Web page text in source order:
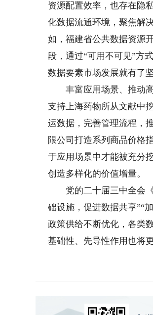
资源配置效率，也存在隐
化数据流通环境，聚焦解
如，福建省公共数据资源
段，通过“可用不可见”方
数据要素市场发展就有了
丰富应用场景、推动高
支持上海药物所从文献中
运数据，完善管理流程，
限公司打造系列商品价格
于应用场景中才能被充分
创造多样化的价值增量。
党的二十届三中全会《
础设施，促进数据共享”“
政策供给不断优化，各类
基础性、先导性作用也将